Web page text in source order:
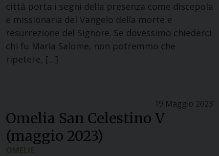
città porta i segni della presenza come discepola
e missionaria del Vangelo della morte e
resurrezione del Signore. Se dovessimo chiederci
chi fu Maria Salome, non potremmo che
ripetere, […]
19 Maggio 2023
Omelia San Celestino V
(maggio 2023)
OMELIE